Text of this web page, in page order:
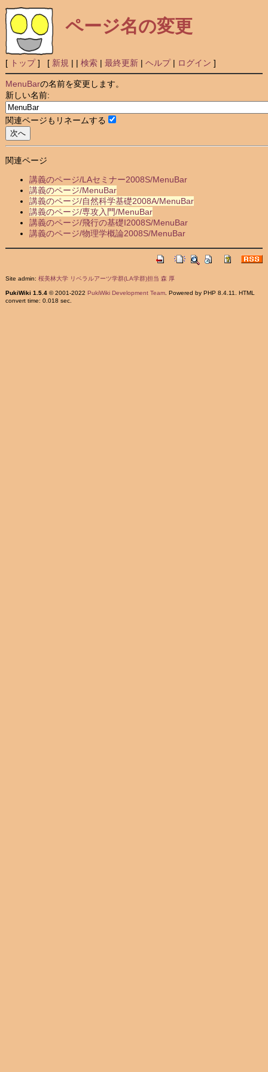
ページ名の変更
[ トップ] [ 新規 | | 検索| 最終更新| ヘルプ| ログイン ]
MenuBarの名前を変更します。
新しい名前:
関連ページもリネームする
関連ページ
講義のページ/LAセミナー2008S/MenuBar
講義のページ/MenuBar
講義のページ/自然科学基礎2008A/MenuBar
講義のページ/専攻入門/MenuBar
講義のページ/飛行の基礎I2008S/MenuBar
講義のページ/物理学概論2008S/MenuBar
Site admin: 桜美林大学 リベラルアーツ学群(LA学群)担当 森 厚
PukiWiki 1.5.4© 2001-2022 PukiWiki Development Team. Powered by PHP 8.4.11. HTML
convert time: 0.018 sec.